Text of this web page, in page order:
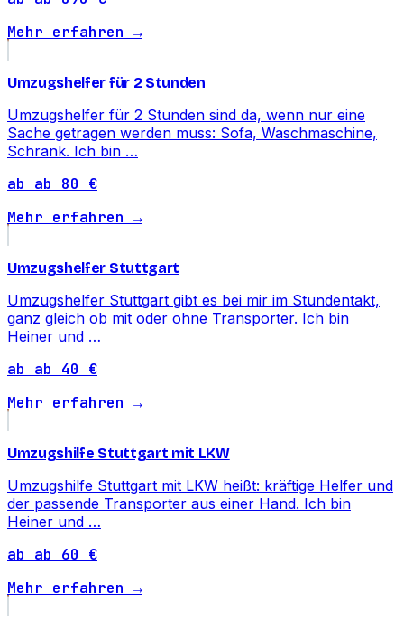
Mehr erfahren →
Umzugshelfer für 2 Stunden
Umzugshelfer für 2 Stunden sind da, wenn nur eine
Sache getragen werden muss: Sofa, Waschmaschine,
Schrank. Ich bin …
ab ab 80 €
Mehr erfahren →
Umzugshelfer Stuttgart
Umzugshelfer Stuttgart gibt es bei mir im Stundentakt,
ganz gleich ob mit oder ohne Transporter. Ich bin
Heiner und …
ab ab 40 €
Mehr erfahren →
Umzugshilfe Stuttgart mit LKW
Umzugshilfe Stuttgart mit LKW heißt: kräftige Helfer und
der passende Transporter aus einer Hand. Ich bin
Heiner und …
ab ab 60 €
Mehr erfahren →